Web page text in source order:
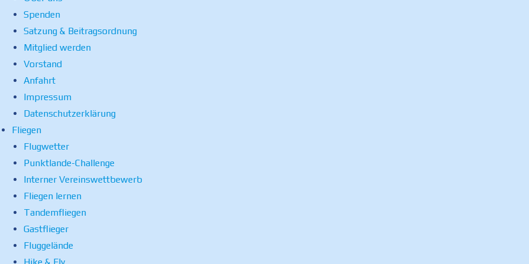
Spenden
Satzung & Beitragsordnung
Mitglied werden
Vorstand
Anfahrt
Impressum
Datenschutzerklärung
Fliegen
Flugwetter
Punktlande-Challenge
Interner Vereinswettbewerb
Fliegen lernen
Tandemfliegen
Gastflieger
Fluggelände